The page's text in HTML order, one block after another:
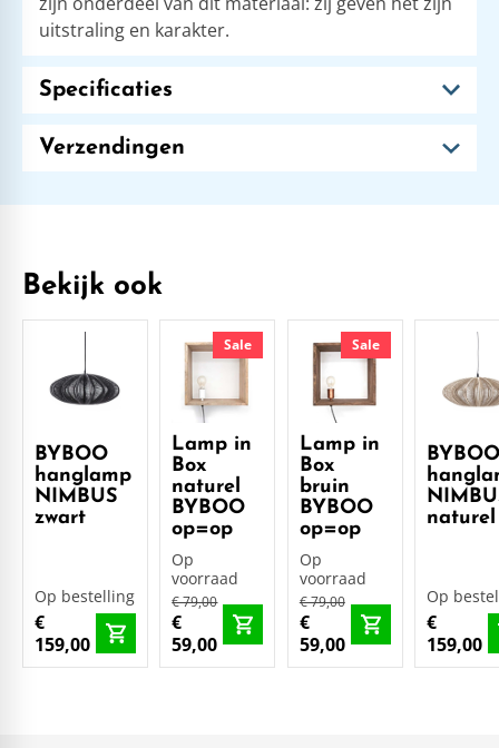
uitstraling en karakter.
Specificaties
Verzendingen
Bekijk ook
BYBOO
hanglamp
NIMBUS
zwart
Op bestelling
€
159,00
Sale
Lamp in
Box
naturel
BYBOO
op=op
Op
voorraad
€ 79,00
€
59,00
Sale
Lamp in
Box
bruin
BYBOO
op=op
Op
voorraad
€ 79,00
€
59,00
naturel
Op
€
159,00